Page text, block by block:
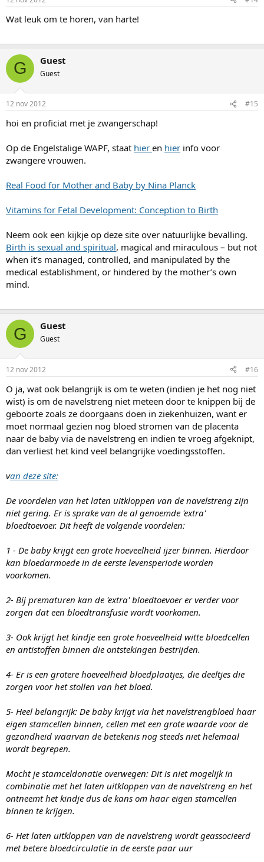
Wat leuk om te horen, van harte!
G Guest
Guest
12 nov 2012 #15
hoi en proficiat met je zwangerschap!
Op de Engelstalige WAPF, staat hier en hier info voor
zwangere vrouwen.
Real Food for Mother and Baby by Nina Planck
Vitamins for Fetal Development: Conception to Birth
Neem ook een kijkje op deze site over natuurlijke bevalling.
Birth is sexual and spiritual, magical and miraculous – but not
when it’s managed, controlled, and manipulated by the
medical establishment, or hindered by the mother’s own
mind.
G Guest
Guest
12 nov 2012 #16
O ja, wat ook belangrijk is om te weten (indien je het nog niet
wist) is om de navelstreng niet meteen door te knippen bij de
geboorte zoals ze doorgaans doen in ziekenhuizen, want er
moet normaal gezien nog bloed stromen van de placenta
naar de baby via de navelstreng en indien te vroeg afgeknipt,
dan verliest het kind veel belangrijke voedingsstoffen.
van deze site:
De voordelen van het laten uitkloppen van de navelstreng zijn
niet gering. Er is sprake van de al genoemde 'extra'
bloedtoevoer. Dit heeft de volgende voordelen:
1 - De baby krijgt een grote hoeveelheid ijzer binnen. Hierdoor
kan bloedarmoede in de eerste levensperiode worden
voorkomen.
2- Bij prematuren kan de 'extra' bloedtoevoer er verder voor
zorgen dat een bloedtransfusie wordt voorkomen.
3- Ook krijgt het kindje een grote hoeveelheid witte bloedcellen
en antistoffen binnen die ontstekingen bestrijden.
4- Er is een grotere hoeveelheid bloedplaatjes, die deeltjes die
zorgen voor het stollen van het bloed.
5- Heel belangrijk: De baby krijgt via het navelstrengbloed haar
eigen stamcellen binnen, cellen met een grote waarde voor de
gezondheid waarvan de betekenis nog steeds niet helemaal
wordt begrepen.
Mocht je stamceldonatie overwegen: Dit is niet mogelijk in
combinatie met het laten uitkloppen van de navelstreng en het
ontneemt het kindje dus de kans om haar eigen stamcellen
binnen te krijgen.
6- Het laten uitkloppen van de navelstreng wordt geassocieerd
met betere bloedcirculatie in de eerste paar uur